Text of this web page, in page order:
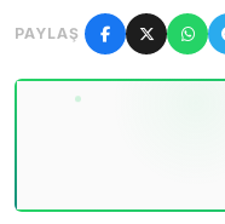
PAYLAŞ